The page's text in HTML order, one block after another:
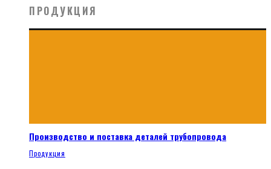
ПРОДУКЦИЯ
Производство и поставка деталей трубопровода
Продукция